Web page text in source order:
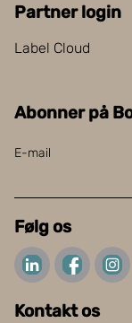
Partner login
Label Cloud
Abonner på
E-mail
Følg os
Kontakt os